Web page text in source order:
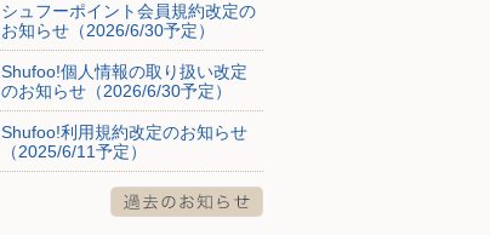
シュフーポイント会員規約改定の
お知らせ（2026/6/30予定）
Shufoo!個人情報の取り扱い改定
のお知らせ（2026/6/30予定）
Shufoo!利用規約改定のお知らせ
（2025/6/11予定）